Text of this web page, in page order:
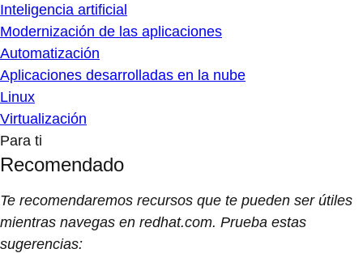
Inteligencia artificial
Modernización de las aplicaciones
Automatización
Aplicaciones desarrolladas en la nube
Linux
Virtualización
Para ti
Recomendado
Te recomendaremos recursos que te pueden ser útiles
mientras navegas en redhat.com. Prueba estas
sugerencias: